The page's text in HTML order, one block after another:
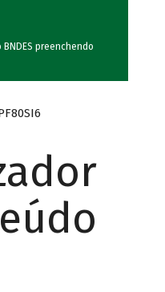
preenchendo